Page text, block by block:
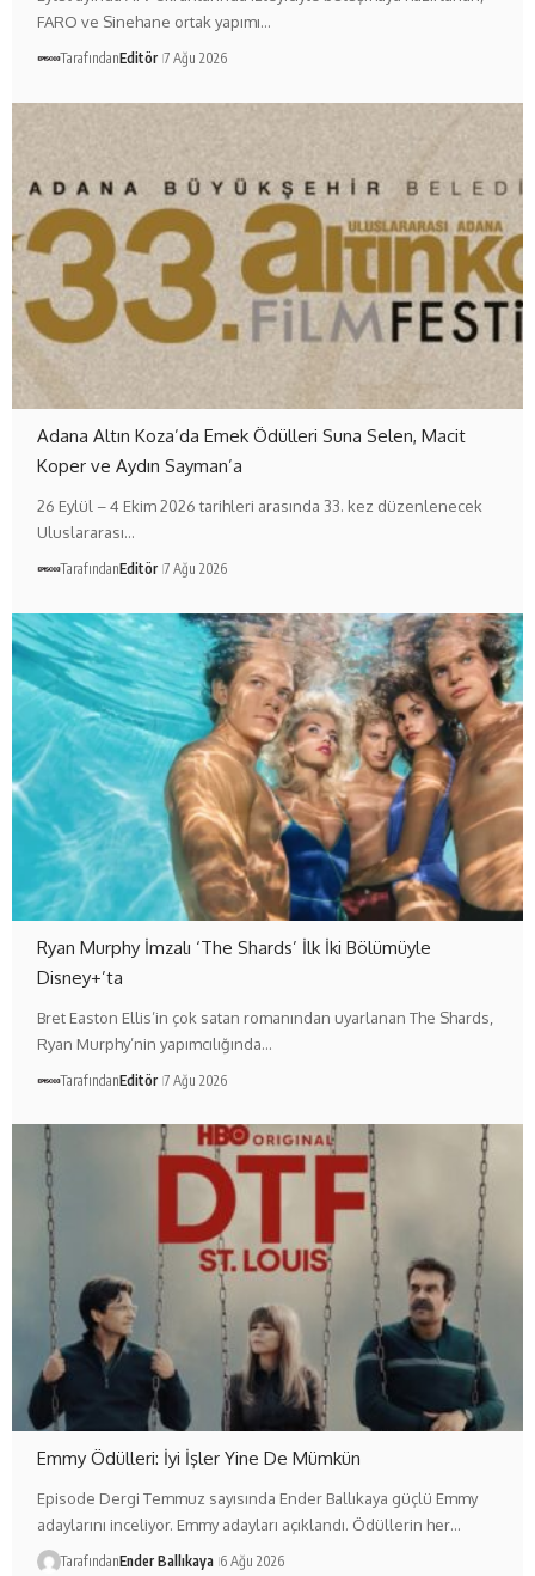
FARO ve Sinehane ortak yapımı…
TarafındanEditör 7 Ağu 2026
Adana Altın Koza’da Emek Ödülleri Suna Selen, Macit
Koper ve Aydın Sayman’a
26 Eylül – 4 Ekim 2026 tarihleri arasında 33. kez düzenlenecek
Uluslararası…
TarafındanEditör 7 Ağu 2026
Ryan Murphy İmzalı ‘The Shards’ İlk İki Bölümüyle
Disney+’ta
Bret Easton Ellis’in çok satan romanından uyarlanan The Shards,
Ryan Murphy’nin yapımcılığında…
TarafındanEditör 7 Ağu 2026
Emmy Ödülleri: İyi İşler Yine De Mümkün
Episode Dergi Temmuz sayısında Ender Ballıkaya güçlü Emmy
adaylarını inceliyor. Emmy adayları açıklandı. Ödüllerin her…
TarafındanEnder Ballıkaya 6 Ağu 2026